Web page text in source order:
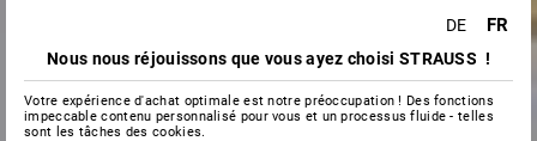
DE FR
Nous nous réjouissons que vous ayez choisi STRAUSS !
Votre expérience d'achat optimale est notre préoccupation ! Des fonctions
impeccable contenu personnalisé pour vous et un processus fluide - telles
sont les tâches des cookies.